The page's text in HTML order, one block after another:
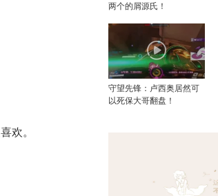
欢。
两个的屑源氏！
守望先锋：卢西奥居然可
以死保大哥翻盘！